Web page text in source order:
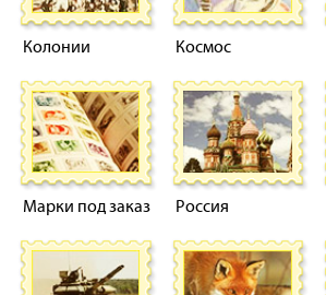
Колонии Космос
Марки под заказ Россия